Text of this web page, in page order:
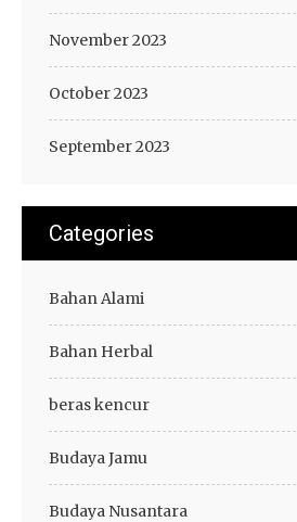
November 2023
October 2023
September 2023
Categories
Bahan Alami
Bahan Herbal
beras kencur
Budaya Jamu
Budaya Nusantara